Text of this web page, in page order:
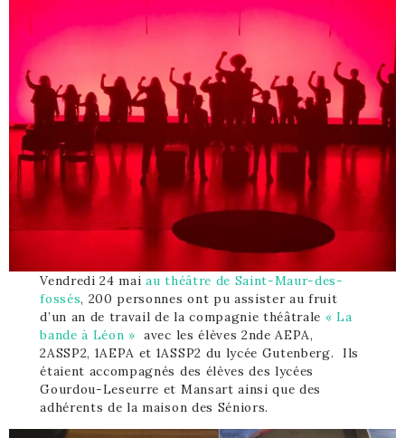
Vendredi 24 maiau théâtre de Saint-Maur-des-
fossés, 200 personnes ont pu assister au fruit
d’un an de travail de la compagnie théâtrale « La
bande à Léon » avec les élèves 2nde AEPA,
2ASSP2, 1AEPA et 1ASSP2 du lycée Gutenberg. Ils
étaient accompagnés des élèves des lycées
Gourdou-Leseurre et Mansart ainsi que des
adhérents de la maison des Séniors.